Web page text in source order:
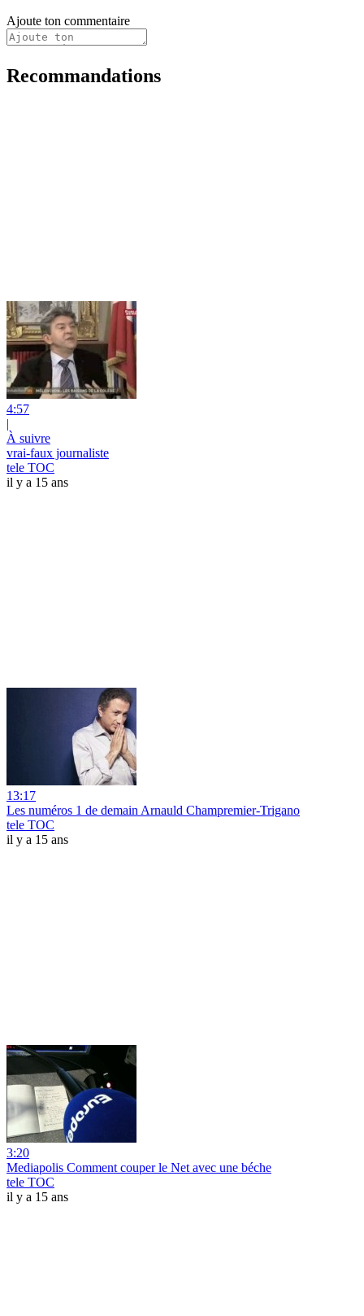
Ajoute ton commentaire
Recommandations
4:57
|
À suivre
vrai-faux journaliste
tele TOC
il y a 15 ans
13:17
Les numéros 1 de demain Arnauld Champremier-Trigano
tele TOC
il y a 15 ans
3:20
Mediapolis Comment couper le Net avec une béche
tele TOC
il y a 15 ans